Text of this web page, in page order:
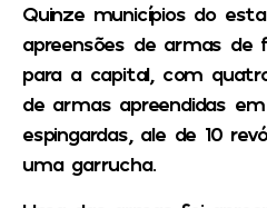
Quinze municípios do
apreensões de armas de
para a capital, com
de armas apreendidas
espingardas, ale de 10
uma garrucha.